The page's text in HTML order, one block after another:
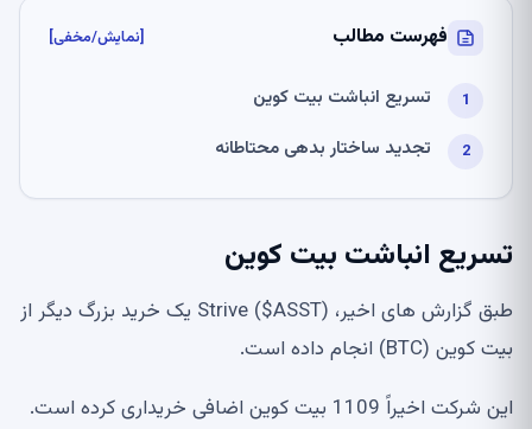
فهرست مطالب [نمایش/مخفی]
تسریع انباشت بیت کوین
تجدید ساختار بدهی محتاطانه
تسریع انباشت بیت کوین
طبق گزارش های اخیر، Strive ($ASST) یک خرید بزرگ دیگر از
بیت کوین (BTC) انجام داده است.
این شرکت اخیراً 1109 بیت کوین اضافی خریداری کرده است.